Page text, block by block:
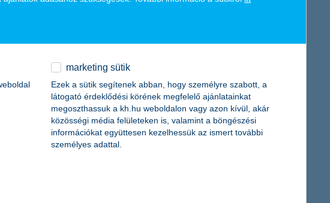
is betudható, hogy a vállalatoknak mindössze 13 százaléka készít
vásárló cégek aránya azonban ma még elenyésző, a fél évvel ezelőtti 1,4
szerepet kapjon a hazai vállalatok életében” - vonta le a
került sor. A K&H 360 olyan közepes és nagyvállalat fenntarthatóságért felelős
összesen öt, úgynevezett kompozit alindexet hoztak létre, amelyek a
méréséről adnak átfogó képet. Ezeknek az alindexeknek a
marketing sütik
Ezek a sütik segítenek abban, hogy személyre szabott, a
látogató érdeklődési körének megfelelő ajánlatainkat
megoszthassuk a kh.hu weboldalon vagy azon kívül, akár
közösségi média felületeken is, valamint a böngészési
információkat együttesen kezelhessük az ismert további
személyes adattal.